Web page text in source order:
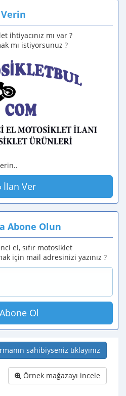
ihtiyacınız mı var ?
mı istiyorsunuz ?
İlan Ver
Abone Olun
el, sıfır motosiklet
için mail adresinizi yazınız ?
Abone Ol
sahibiyseniz tıklayınız
Örnek mağazayı incele